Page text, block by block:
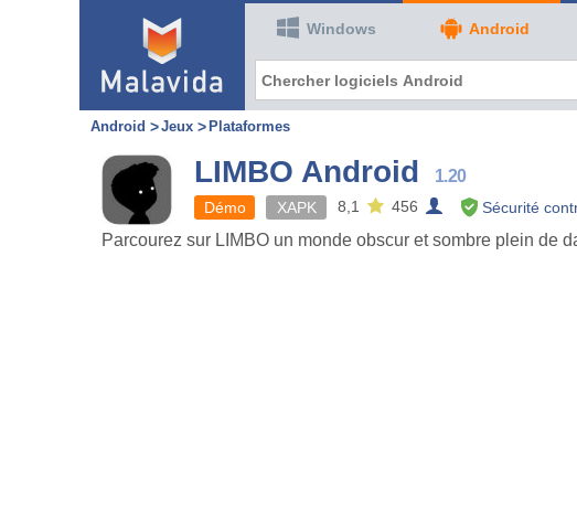
Windows Android
Android Jeux Plataformes
LIMBO Android 1.20
Démo XAPK 8,1 456 Sécurité
Parcourez sur LIMBO un monde obscur et sombre plein de